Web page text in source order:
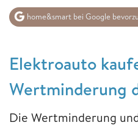
home&smart bei Google
Elektroauto
Wertminderung
Die Wertminderung